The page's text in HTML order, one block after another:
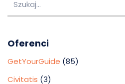
Oferenci
GetYourGuide (85)
Civitatis (3)